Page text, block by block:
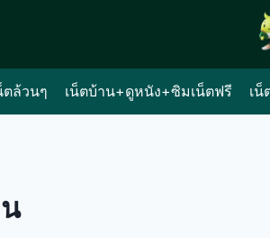
ตล้วนๆ เน็ตบ้าน+ดูหนัง+ซิมเน็ตฟรี เน็